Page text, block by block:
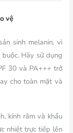
vệ
sinh melanin, vì
Hãy sử dụng
30 và PA+++ trở
cho toàn mặt và
kính râm và khẩu
nhiệt trực tiếp lên